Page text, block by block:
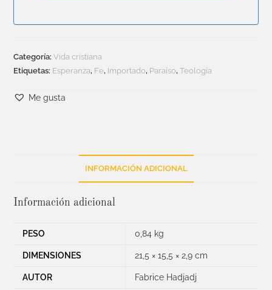
Categoría:Vida cristiana
Etiquetas: Esperanza, Fe, Importado, Paraíso,Teología
Me gusta
INFORMACIÓN ADICIONAL
Información adicional
PESO 0,84 kg
DIMENSIONES 21,5 × 15,5 × 2,9 cm
AUTOR Fabrice Hadjadj